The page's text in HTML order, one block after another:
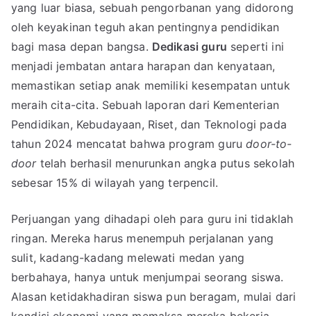
yang luar biasa, sebuah pengorbanan yang didorong
oleh keyakinan teguh akan pentingnya pendidikan
bagi masa depan bangsa. Dedikasi guru seperti ini
menjadi jembatan antara harapan dan kenyataan,
memastikan setiap anak memiliki kesempatan untuk
meraih cita-cita. Sebuah laporan dari Kementerian
Pendidikan, Kebudayaan, Riset, dan Teknologi pada
tahun 2024 mencatat bahwa program gurudoor-to-
doortelah berhasil menurunkan angka putus sekolah
sebesar 15% di wilayah yang terpencil.
Perjuangan yang dihadapi oleh para guru ini tidaklah
ringan. Mereka harus menempuh perjalanan yang
sulit, kadang-kadang melewati medan yang
berbahaya, hanya untuk menjumpai seorang siswa.
Alasan ketidakhadiran siswa pun beragam, mulai dari